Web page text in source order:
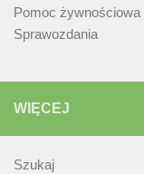
Pomoc żywnościowa
Sprawozdania
WIĘCEJ
Szukaj